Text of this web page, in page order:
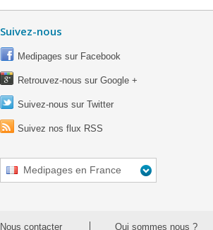
Suivez-nous
Medipages sur Facebook
Retrouvez-nous sur Google +
Suivez-nous sur Twitter
Suivez nos flux RSS
Medipages en France
Nous contacter Qui sommes nous ?